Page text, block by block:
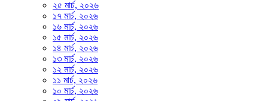
২৫ মার্চ, ২০২৬
১৭ মার্চ, ২০২৬
১৬ মার্চ, ২০২৬
১৫ মার্চ, ২০২৬
১৪ মার্চ, ২০২৬
১৩ মার্চ, ২০২৬
১২ মার্চ, ২০২৬
১১ মার্চ, ২০২৬
১০ মার্চ, ২০২৬